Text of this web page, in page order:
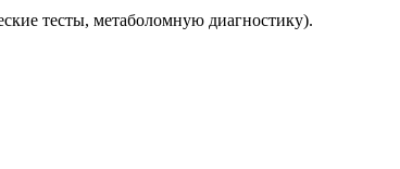
тесты, метаболомную диагностику).